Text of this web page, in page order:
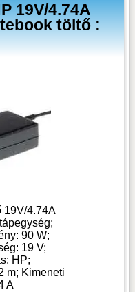
19V/4.74A
töltő :
19V/4.74A
90 W;
19 V;
HP;
m; Kimeneti
A